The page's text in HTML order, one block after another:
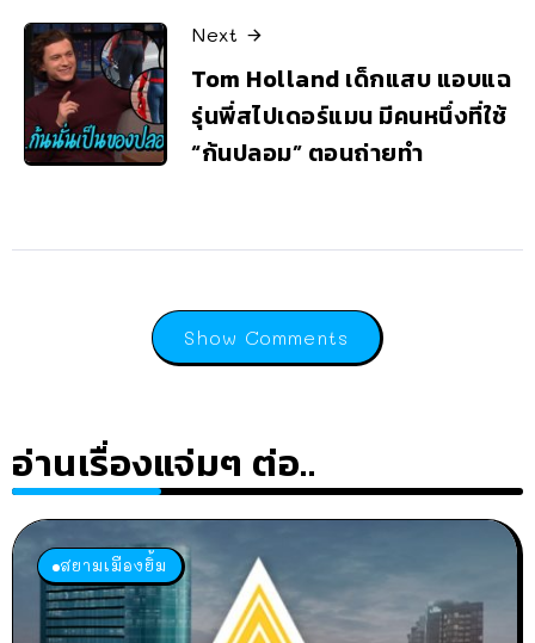
Next
Tom Holland เด็กแสบ แอบแฉ
รุ่นพี่สไปเดอร์แมน มีคนหนึ่งที่ใช้
“ก้นปลอม” ตอนถ่ายทำ
Show Comments
อ่านเรื่องแจ่มๆ ต่อ..
สยามเมืองยิ้ม